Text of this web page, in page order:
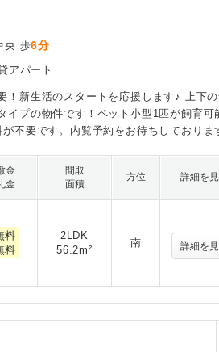
央 歩6分
アパート
！新生活のスタートを応援します♪ 上下
イプの物件です！ペット小型1匹が飼育可
不要です。内覧予約をお待ちしておりま
金
金
間取
面積
方位 詳細を
料
料
2LDK
56.2m²
南 詳細を